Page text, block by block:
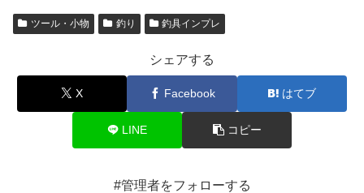
ツール・小物 釣り 釣具インプレ
シェアする
X Facebook はてブ
LINE コピー
#管理者をフォローする